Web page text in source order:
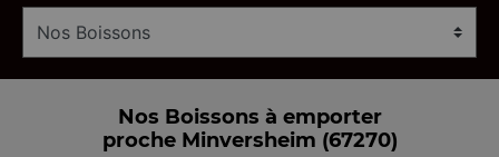
Nos Boissons à emporter
proche Minversheim (67270)